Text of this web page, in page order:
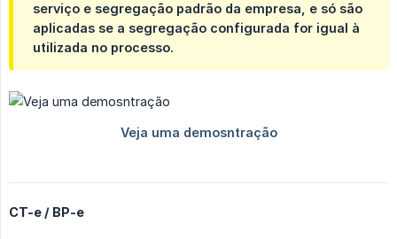
serviço e segregação padrão da empresa, e só são
aplicadas se a segregação configurada for igual à
utilizada no processo.
CT-e / BP-e